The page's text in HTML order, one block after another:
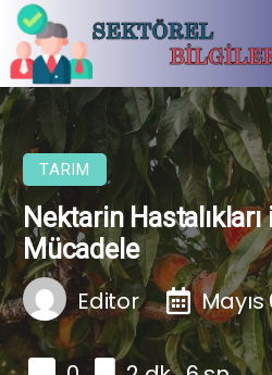
TARIM
Nektarin Hastalıkları
Mücadele
Editor Mayıs